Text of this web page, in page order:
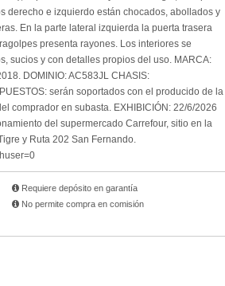
derecho e izquierdo están chocados, abollados y
En la parte lateral izquierda la puerta trasera
presenta rayones. Los interiores se
sucios y con detalles propios del uso. MARCA:
DOMINIO: AC583JL CHASIS:
serán soportados con el producido de la
comprador en subasta. EXHIBICIÓN: 22/6/2026
del supermercado Carrefour, sitio en la
y Ruta 202 San Fernando.
Requiere depósito en garantía
No permite compra en comisión